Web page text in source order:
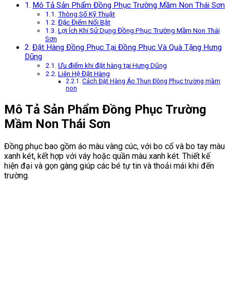
Mô Tả Sản Phẩm Đồng Phục Trường Mầm Non Thái Sơn
Thông Số Kỹ Thuật
Đặc Điểm Nổi Bật
Lợi Ích Khi Sử Dụng Đồng Phục Trường Mầm Non Thái
Sơn
Đặt Hàng Đồng Phục Tại Đồng Phục Và Quà Tặng Hưng
Dũng
Ưu điểm khi đặt hàng tại Hưng Dũng
Liên Hệ Đặt Hàng
Cách Đặt Hàng Áo Thun Đồng Phục trường mầm
non
Mô Tả Sản Phẩm Đồng Phục Trường
Mầm Non Thái Sơn
Đồng phục bao gồm áo màu vàng cúc, với bo cổ và bo tay màu
xanh két, kết hợp với váy hoặc quần màu xanh két. Thiết kế
hiện đại và gọn gàng giúp các bé tự tin và thoải mái khi đến
trường.